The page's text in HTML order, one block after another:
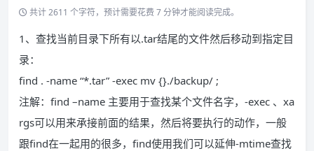
共计 2611 个字符，预计需要花费 7 分钟才能阅读完成。
1、查找当前目录下所有以.tar结尾的文件然后移动到指定目
录：
find . -name “*.tar” -exec mv {}./backup/ ;
注解：find –name 主要用于查找某个文件名字，-exec 、xa
rgs可以用来承接前面的结果，然后将要执行的动作，一般
跟find在一起用的很多，find使用我们可以延伸-mtime查找